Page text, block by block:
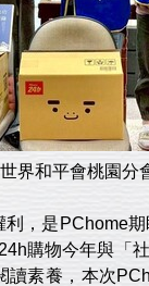
界和平會桃園分
，是PChome
購物今年與「
素養，本次